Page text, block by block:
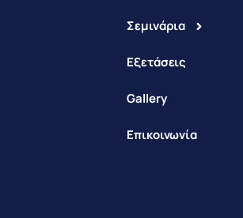
Σεμινάρια
Εξετάσεις
Gallery
Επικοινωνία